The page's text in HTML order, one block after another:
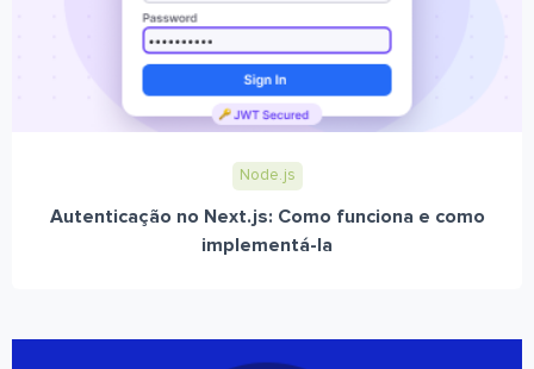
Node.js
Autenticação no Next.js: Como funciona e como
implementá-la